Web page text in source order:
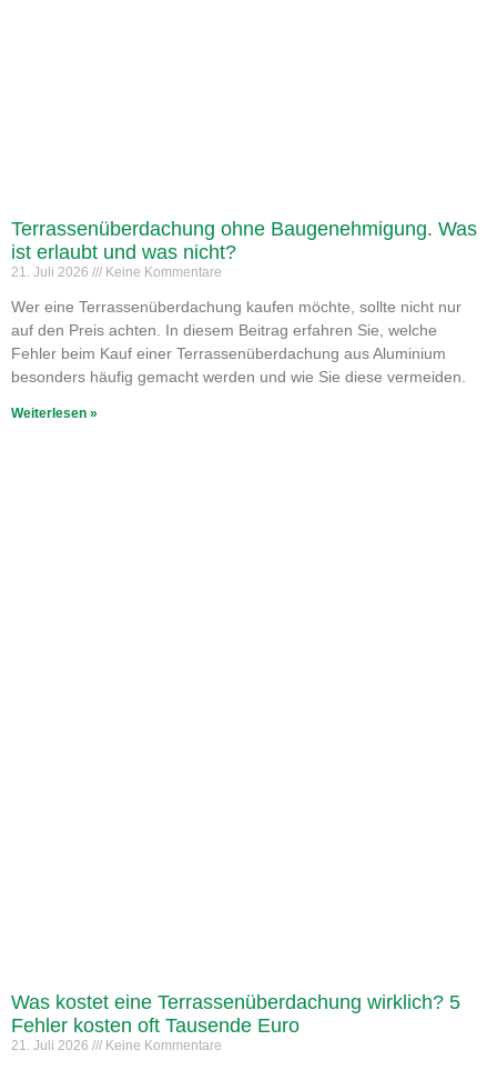
Terrassenüberdachung ohne Baugenehmigung. Was
ist erlaubt und was nicht?
21. Juli 2026 Keine Kommentare
Wer eine Terrassenüberdachung kaufen möchte, sollte nicht nur
auf den Preis achten. In diesem Beitrag erfahren Sie, welche
Fehler beim Kauf einer Terrassenüberdachung aus Aluminium
besonders häufig gemacht werden und wie Sie diese vermeiden.
Weiterlesen »
Was kostet eine Terrassenüberdachung wirklich? 5
Fehler kosten oft Tausende Euro
21. Juli 2026 Keine Kommentare